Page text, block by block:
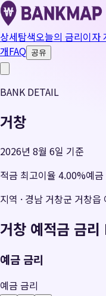
상세탐색오늘의 금리이자
개FAQ 공유
BANK DETAIL
거창
2026년 8월 6일 기준
적금 최고이율 4.00%예
지역 · 경남 거창군 거창읍
거창 예적금 금
예금 금리
예금 금리